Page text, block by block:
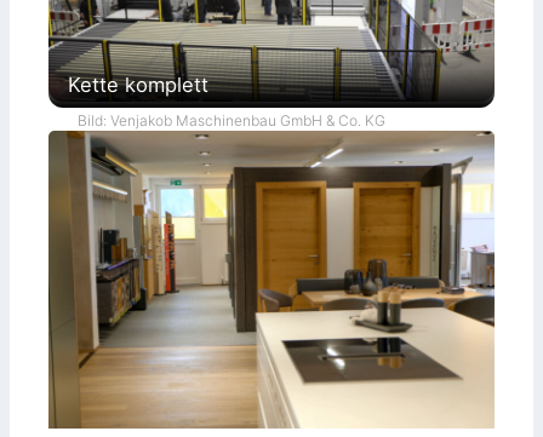
Kette komplett
Bild: Venjakob Maschinenbau GmbH & Co. KG